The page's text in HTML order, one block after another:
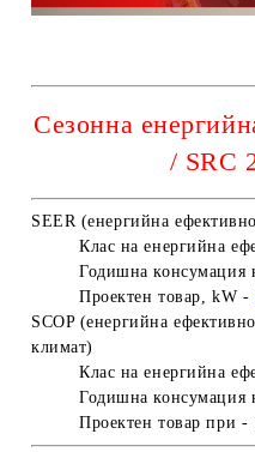
Сезонна
/ SRC
SEER (енергийна
Клас на енергийна
Годишна консумация
Проектен товар, kW -
SCOP (енергийна
климат)
Клас на енергийна
Годишна консумация
Проектен товар при -